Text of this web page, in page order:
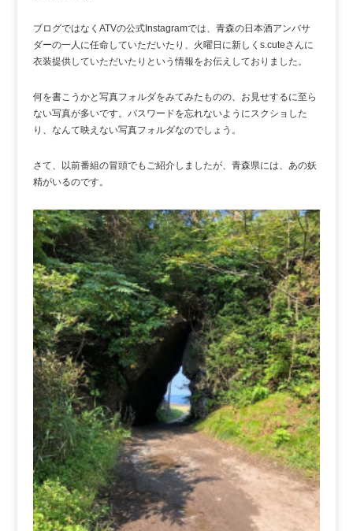
ブログではなくATVの公式Instagramでは、青森の日本酒アンバサ
ダーの一人に任命していただいたり、火曜日に新しくs.cuteさんに
衣装提供していただいたりという情報をお伝えしておりました。
何を書こうかと写真フォルダをみてみたものの、お見せするに至ら
ない写真が多いです。パスワードを忘れないようにスクショした
り、なんて映えない写真フォルダなのでしょう。
さて、以前番組の冒頭でもご紹介しましたが、青森県には、あの妖
精がいるのです。